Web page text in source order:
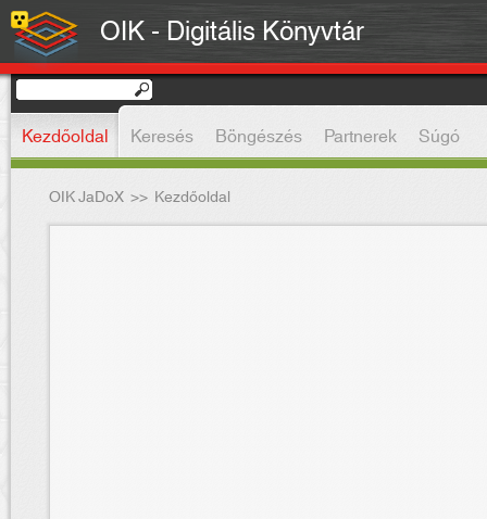
OIK - Digitális Könyvtár
Kezdőoldal Keresés Böngészés Partnerek Súgó
OIK JaDoX >> Kezdőoldal